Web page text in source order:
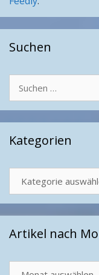
Suchen
nach:
Kategorien
Artikel nach